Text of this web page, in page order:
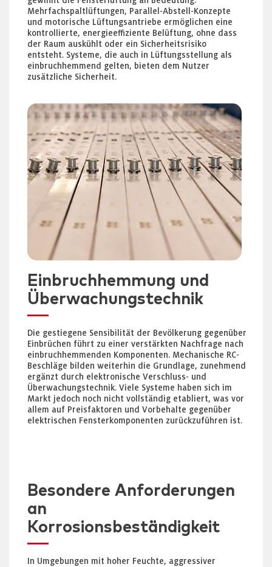
Mehrfachspaltlüftungen, Parallel-Abstell-Konzepte
und motorische Lüftungsantriebe ermöglichen eine
kontrollierte, energieeffiziente Belüftung, ohne dass
der Raum auskühlt oder ein Sicherheitsrisiko
entsteht. Systeme, die auch in Lüftungsstellung als
einbruchhemmend gelten, bieten dem Nutzer
zusätzliche Sicherheit.
Einbruchhemmung und
Überwachungstechnik
Die gestiegene Sensibilität der Bevölkerung gegenüber
Einbrüchen führt zu einer verstärkten Nachfrage nach
einbruchhemmenden Komponenten. Mechanische RC-
Beschläge bilden weiterhin die Grundlage, zunehmend
ergänzt durch elektronische Verschluss- und
Überwachungstechnik. Viele Systeme haben sich im
Markt jedoch noch nicht vollständig etabliert, was vor
allem auf Preisfaktoren und Vorbehalte gegenüber
elektrischen Fensterkomponenten zurückzuführen ist.
Besondere Anforderungen
an
Korrosionsbeständigkeit
In Umgebungen mit hoher Feuchte, aggressiver